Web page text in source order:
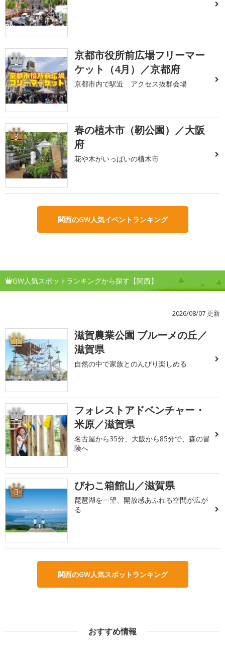
2
京都市役所前広場フリーマー
ケット（4月）／京都府
京都市内で駅近 アクセス抜群会場
3
春の植木市（靭公園）／大阪
府
花や木がいっぱいの植木市
関西のGW人気イベントランキング
GW人気スポットランキングから探す【関西】
2026/08/07 更新
1
滋賀農業公園 ブルーメの丘／
滋賀県
自然の中で家族とのんびり楽しめる
2
フォレストアドベンチャー・
米原／滋賀県
名古屋から35分、大阪から85分で、森の冒
険へ
3 びわこ箱館山／滋賀県
琵琶湖を一望、開放感あふれる空間が広が
る
関西のGW人気スポットランキング
おすすめ情報